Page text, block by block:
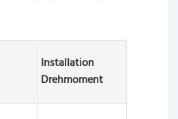
Installation
Drehmoment